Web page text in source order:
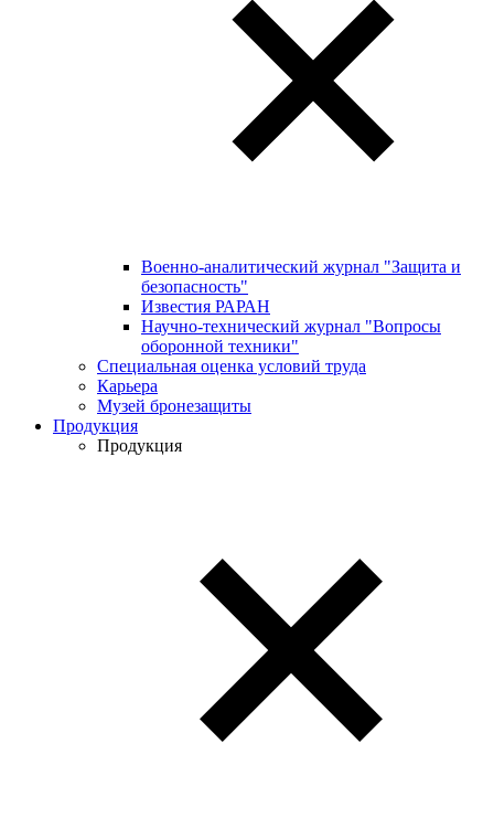
Военно-аналитический журнал "Защита и
безопасность"
Известия РАРАН
Научно-технический журнал "Вопросы
оборонной техники"
Специальная оценка условий труда
Карьера
Музей бронезащиты
Продукция
Продукция